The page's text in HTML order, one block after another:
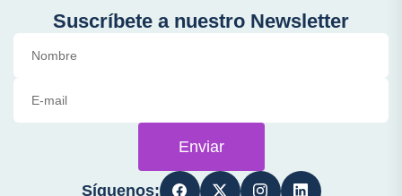
Suscríbete a nuestro Newsletter
Enviar
Síguenos: